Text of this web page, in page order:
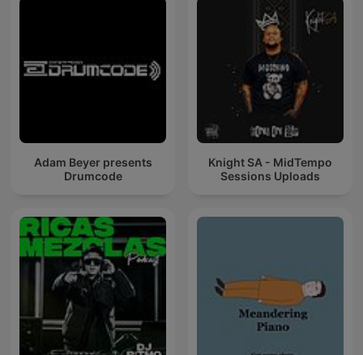
Adam Beyer presents
Drumcode
Knight SA - MidTempo
Sessions Uploads